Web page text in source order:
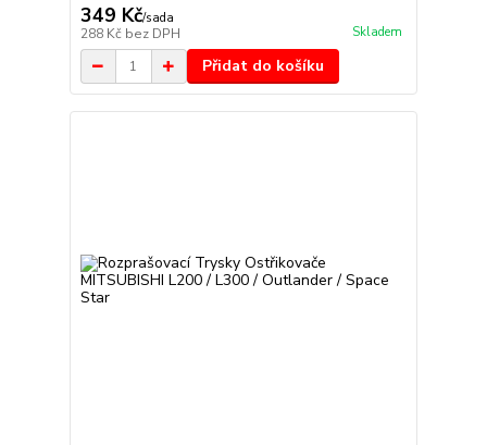
349 Kč/sada
288 Kč bez DPH Skladem
Přidat do košíku